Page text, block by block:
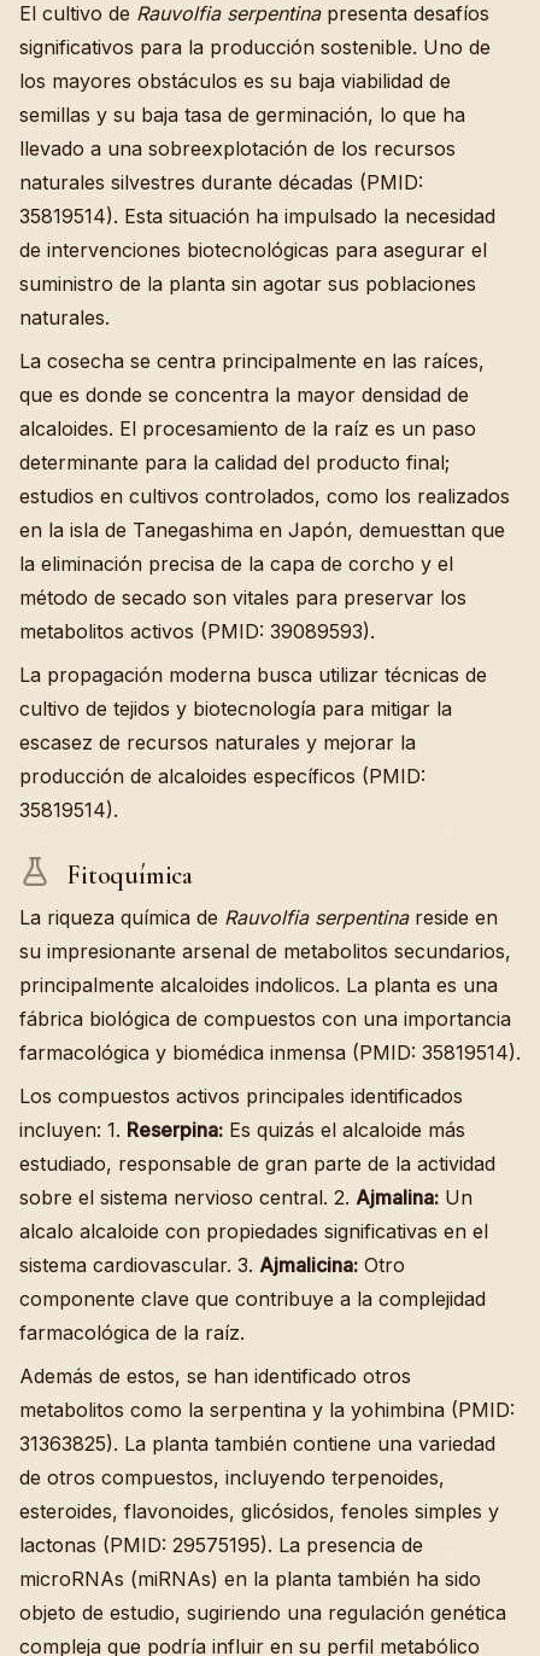
El cultivo de Rauvolfia serpentinapresenta desafíos
significativos para la producción sostenible. Uno de
los mayores obstáculos es su baja viabilidad de
semillas y su baja tasa de germinación, lo que ha
llevado a una sobreexplotación de los recursos
naturales silvestres durante décadas (PMID:
35819514). Esta situación ha impulsado la necesidad
de intervenciones biotecnológicas para asegurar el
suministro de la planta sin agotar sus poblaciones
naturales.
La cosecha se centra principalmente en las raíces,
que es donde se concentra la mayor densidad de
alcaloides. El procesamiento de la raíz es un paso
determinante para la calidad del producto final;
estudios en cultivos controlados, como los realizados
en la isla de Tanegashima en Japón, demuesttan que
la eliminación precisa de la capa de corcho y el
método de secado son vitales para preservar los
metabolitos activos (PMID: 39089593).
La propagación moderna busca utilizar técnicas de
cultivo de tejidos y biotecnología para mitigar la
escasez de recursos naturales y mejorar la
producción de alcaloides específicos (PMID:
35819514).
Fitoquímica
La riqueza química de Rauvolfia serpentinareside en
su impresionante arsenal de metabolitos secundarios,
principalmente alcaloides indolicos. La planta es una
fábrica biológica de compuestos con una importancia
farmacológica y biomédica inmensa (PMID: 35819514).
Los compuestos activos principales identificados
incluyen: 1. Reserpina: Es quizás el alcaloide más
estudiado, responsable de gran parte de la actividad
sobre el sistema nervioso central. 2. Ajmalina: Un
alcalo alcaloide con propiedades significativas en el
sistema cardiovascular. 3. Ajmalicina: Otro
componente clave que contribuye a la complejidad
farmacológica de la raíz.
Además de estos, se han identificado otros
metabolitos como la serpentina y la yohimbina (PMID:
31363825). La planta también contiene una variedad
de otros compuestos, incluyendo terpenoides,
esteroides, flavonoides, glicósidos, fenoles simples y
lactonas (PMID: 29575195). La presencia de
microRNAs (miRNAs) en la planta también ha sido
objeto de estudio, sugiriendo una regulación genética
compleja que podría influir en su perfil metabólico